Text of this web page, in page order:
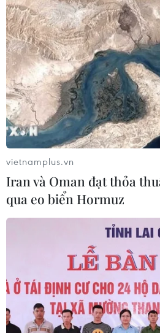
các tuyến phố, phường Hà Nội.
Áp phích chào mừng tại nút giao
Đống Đa). Ngoài Quốc kỳ, hàng
ngữ được treo trên các tuyến phố
cho Thủ đô ngàn năm văn hiến.
vietnamplus.vn
Iran và Oman đạt thỏa
qua eo biển Hormuz